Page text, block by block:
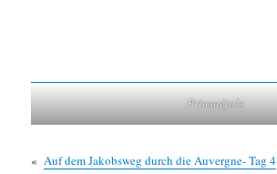
Prinsuéjols
« Auf dem Jakobsweg durch die Auvergne- Tag 4